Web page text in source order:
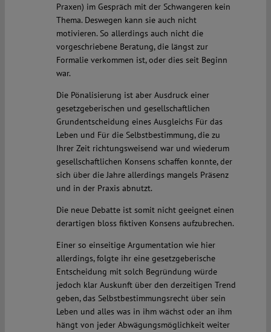
Praxen) im Gespräch mit der Schwangeren kein
Thema. Deswegen kann sie auch nicht
motivieren. So allerdings auch nicht die
vorgeschriebene Beratung, die längst zur
Formalie verkommen ist, oder dies seit Beginn
war.
Die Pönalisierung ist aber Ausdruck einer
gesetzgeberischen und gesellschaftlichen
Grundentscheidung eines Ausgleichs Für das
Leben und Für die Selbstbestimmung, die zu
Ihrer Zeit richtungsweisend war und wiederum
gesellschaftlichen Konsens schaffen konnte, der
sich über die Jahre allerdings mangels Präsenz
und in der Praxis abnutzt.
Die neue Debatte ist somit nicht geeignet einen
derartigen bloss fiktiven Konsens aufzubrechen.
Einer so einseitige Argumentation wie hier
allerdings, folgte ihr eine gesetzgeberische
Entscheidung mit solch Begründung würde
jedoch klar Auskunft über den derzeitigen Trend
geben, das Selbstbestimmungsrecht über sein
Leben und alles was in ihm wächst oder an ihm
hängt von jeder Abwägungsmöglichkeit weiter